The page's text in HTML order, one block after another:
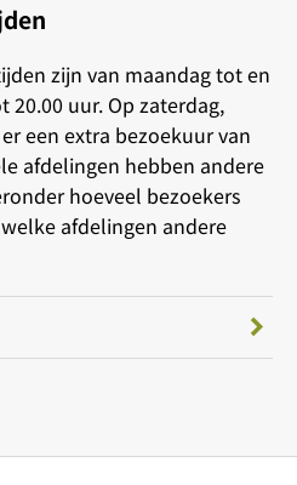
zijn van maandag tot en
20.00 uur. Op zaterdag,
een extra bezoekuur van
afdelingen hebben andere
hoeveel bezoekers
afdelingen andere